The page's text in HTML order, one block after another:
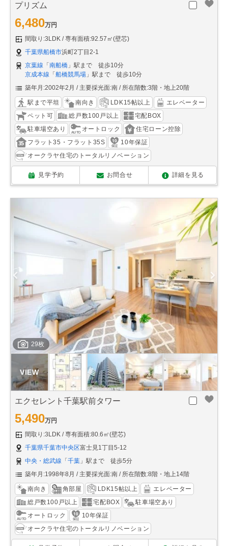
プリズム
6,480万円
間取り:3LDK
専有面積:92.57㎡(壁芯)
千葉県船橋市浜町2丁目2-1
京葉線 「 南船橋 」駅まで 徒歩10分
京成本線 「 船橋競馬場 」駅まで 徒歩10分
築年月:2002年2月
主要採光面:南 所在階数:3階・地上20階
駅まで平坦 南向き LDK15帖以上
エレベーター
ペット可
総戸数100戸以上
宅配BOX
駐車場空あり
オートロック
住宅ローン控除
フラット35・フラット35S
10年保証
オークラヤ住宅のトータルリノベーション
見学予約 お問合せ 詳細を見る
29枚
エクセレント千葉駅前タワー
5,490万円
間取り:3LDK
専有面積:80.6㎡(壁芯)
千葉県千葉市中央区富士見1丁目5-12
中央・総武線 「 千葉 」駅まで 徒歩5分
築年月:1998年8月
主要採光面:南 所在階数:8階・地上14階
南向き 角部屋 LDK15帖以上
エレベーター
総戸数100戸以上
宅配BOX
駐車場空あり
オートロック
10年保証
オークラヤ住宅のトータルリノベーション